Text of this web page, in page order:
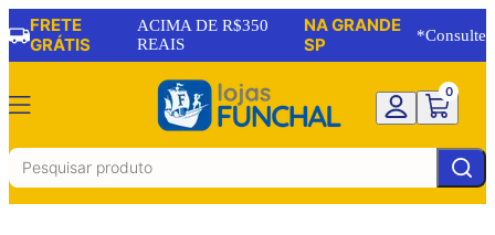
FRETE
GRÁTIS
ACIMA DE R$350
REAIS
NA GRANDE
SP
*Consulte
0